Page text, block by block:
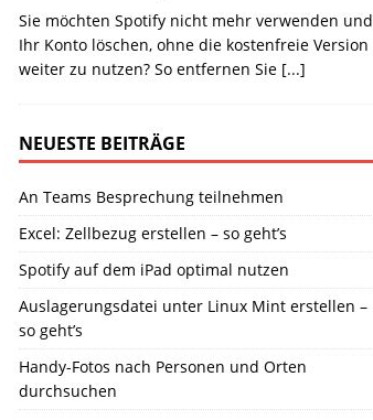
Sie möchten Spotify nicht mehr verwenden und
Ihr Konto löschen, ohne die kostenfreie Version
weiter zu nutzen? So entfernen Sie [...]
NEUESTE BEITRÄGE
An Teams Besprechung teilnehmen
Excel: Zellbezug erstellen – so geht’s
Spotify auf dem iPad optimal nutzen
Auslagerungsdatei unter Linux Mint erstellen –
so geht’s
Handy-Fotos nach Personen und Orten
durchsuchen